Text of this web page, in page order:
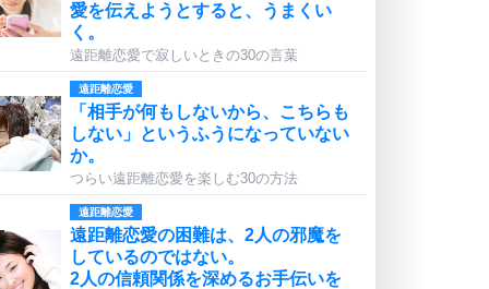
愛を伝えようとすると、うまくい
く。
遠距離恋愛で寂しいときの30の言葉
遠距離恋愛
「相手が何もしないから、こちらも
しない」というふうになっていない
か。
つらい遠距離恋愛を楽しむ30の方法
遠距離恋愛
遠距離恋愛の困難は、2人の邪魔を
しているのではない。
2人の信頼関係を深めるお手伝いを